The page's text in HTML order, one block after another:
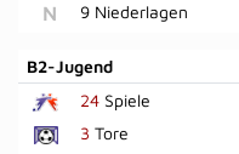
N 9 Niederlagen
B2-Jugend
24 Spiele
3 Tore